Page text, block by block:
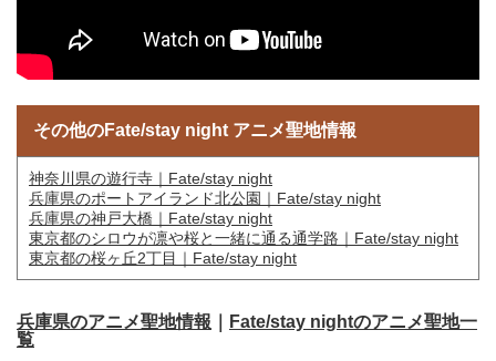
その他のFate/stay night アニメ聖地情報
神奈川県の遊行寺｜Fate/stay night
兵庫県のポートアイランド北公園｜Fate/stay night
兵庫県の神戸大橋｜Fate/stay night
東京都のシロウが凛や桜と一緒に通る通学路｜Fate/stay night
東京都の桜ヶ丘2丁目｜Fate/stay night
兵庫県のアニメ聖地情報
Fate/stay nightのアニメ聖地一
覧